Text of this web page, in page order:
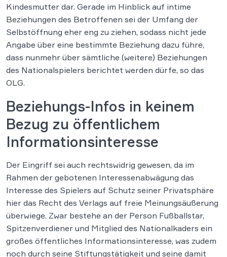
Kindesmutter dar. Gerade im Hinblick auf intime
Beziehungen des Betroffenen sei der Umfang der
Selbstöffnung eher eng zu ziehen, sodass nicht jede
Angabe über eine bestimmte Beziehung dazu führe,
dass nunmehr über sämtliche (weitere) Beziehungen
des Nationalspielers berichtet werden dürfe, so das
OLG.
Beziehungs-Infos in keinem
Bezug zu öffentlichem
Informationsinteresse
Der Eingriff sei auch rechtswidrig gewesen, da im
Rahmen der gebotenen Interessenabwägung das
Interesse des Spielers auf Schutz seiner Privatsphäre
hier das Recht des Verlags auf freie Meinungsäußerung
überwiege. Zwar bestehe an der Person Fußballstar,
Spitzenverdiener und Mitglied des Nationalkaders ein
großes öffentliches Informationsinteresse, was zudem
noch durch seine Stiftungstätigkeit und seine damit